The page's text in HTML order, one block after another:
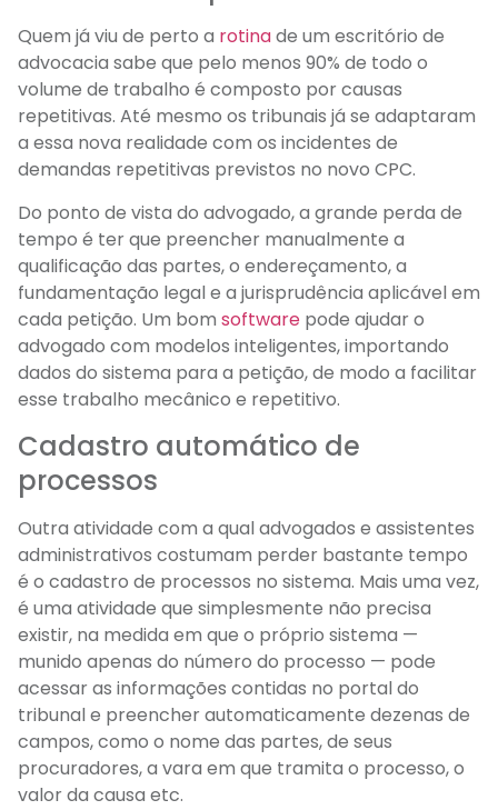
Quem já viu de perto a rotinade um escritório de
advocacia sabe que pelo menos 90% de todo o
volume de trabalho é composto por causas
repetitivas. Até mesmo os tribunais já se adaptaram
a essa nova realidade com os incidentes de
demandas repetitivas previstos no novo CPC.
Do ponto de vista do advogado, a grande perda de
tempo é ter que preencher manualmente a
qualificação das partes, o endereçamento, a
fundamentação legal e a jurisprudência aplicável em
cada petição. Um bom software pode ajudar o
advogado com modelos inteligentes, importando
dados do sistema para a petição, de modo a facilitar
esse trabalho mecânico e repetitivo.
Cadastro automático de
processos
Outra atividade com a qual advogados e assistentes
administrativos costumam perder bastante tempo
é o cadastro de processos no sistema. Mais uma vez,
é uma atividade que simplesmente não precisa
existir, na medida em que o próprio sistema —
munido apenas do número do processo — pode
acessar as informações contidas no portal do
tribunal e preencher automaticamente dezenas de
campos, como o nome das partes, de seus
procuradores, a vara em que tramita o processo, o
valor da causa etc.